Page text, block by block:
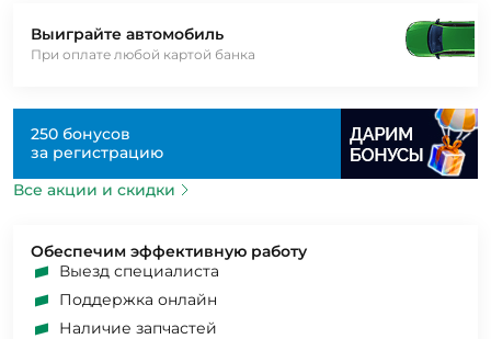
Выиграйте автомобиль
При оплате любой картой банка
250 бонусов
за регистрацию
Все акции и скидки
Обеспечим эффективную работу
Выезд специалиста
Поддержка онлайн
Наличие запчастей